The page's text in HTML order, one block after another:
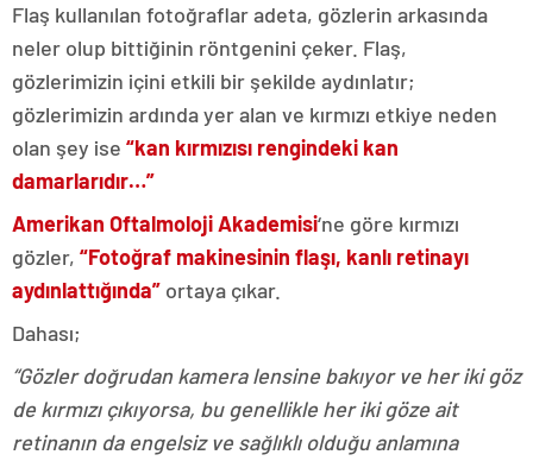
Flaş kullanılan fotoğraflar adeta, gözlerin arkasında
neler olup bittiğinin röntgenini çeker. Flaş,
gözlerimizin içini etkili bir şekilde aydınlatır;
gözlerimizin ardında yer alan ve kırmızı etkiye neden
olan şey ise “kan kırmızısı rengindeki kan
damarlarıdır…”
Amerikan Oftalmoloji Akademisi‘ne göre kırmızı
gözler, “Fotoğraf makinesinin flaşı, kanlı retinayı
aydınlattığında” ortaya çıkar.
Dahası;
“Gözler doğrudan kamera lensine bakıyor ve her iki göz
de kırmızı çıkıyorsa, bu genellikle her iki göze ait
retinanın da engelsiz ve sağlıklı olduğu anlamına